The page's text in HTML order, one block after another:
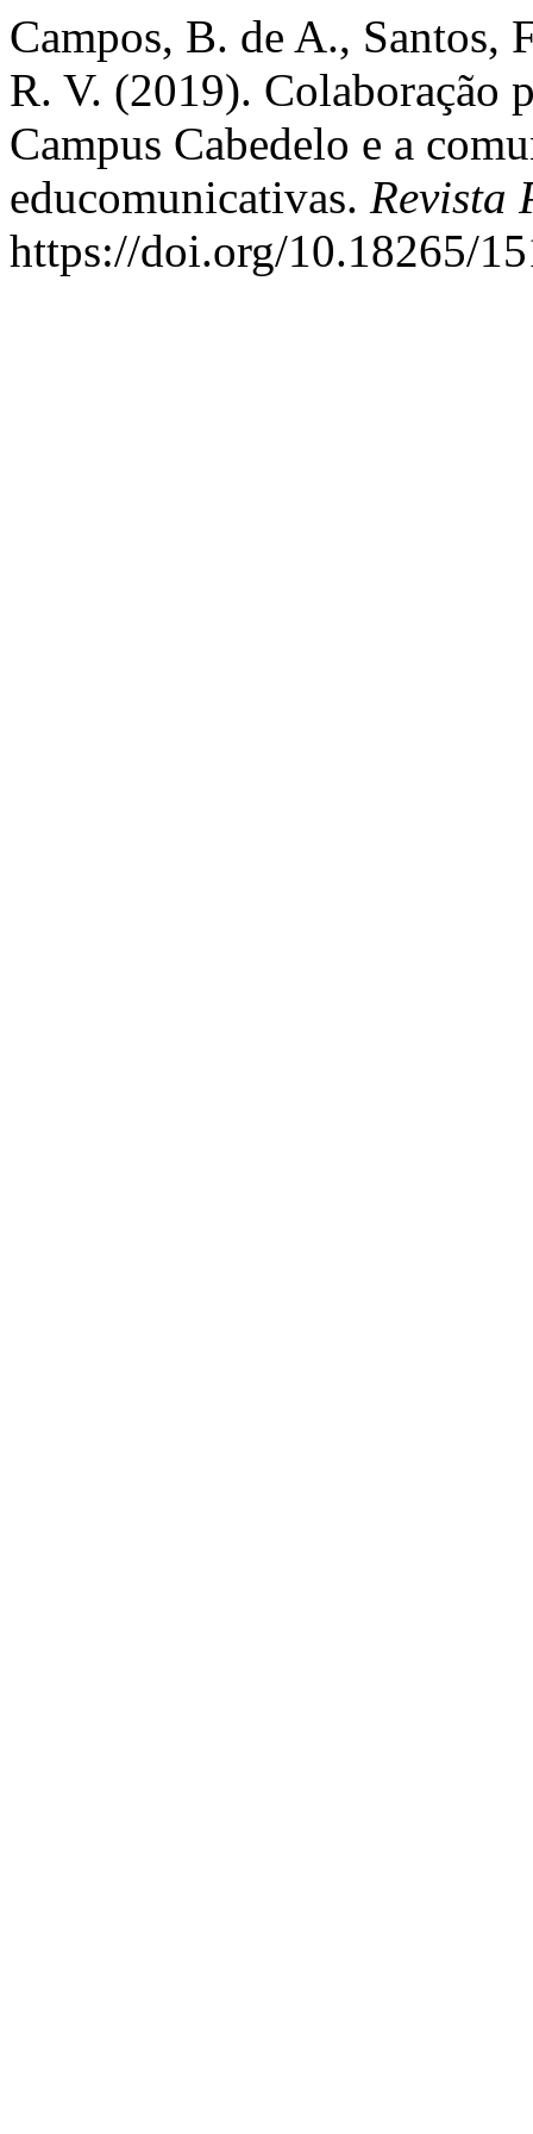
Campos, B. de A., Santos,
R. V. (2019). Colaboração
Campus Cabedelo e a
educomunicativas. Revista
https://doi.org/10.18265/